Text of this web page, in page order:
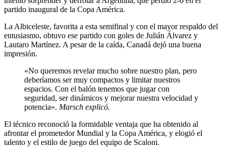
partido inaugural de la Copa América.
La Albiceleste, favorita a esta semifinal y con el mayor respaldo del
entusiasmo, obtuvo ese partido con goles de Julián Álvarez y
Lautaro Martínez. A pesar de la caída, Canadá dejó una buena
impresión.
«No queremos revelar mucho sobre nuestro plan, pero
deberíamos ser muy compactos y limitar nuestros
espacios. Con el balón tenemos que jugar con
seguridad, ser dinámicos y mejorar nuestra velocidad y
potencia». Marsch explicó.
El técnico reconoció la formidable ventaja que ha obtenido al
afrontar el prometedor Mundial y la Copa América, y elogió el
talento y el estilo de juego del equipo de Scaloni.